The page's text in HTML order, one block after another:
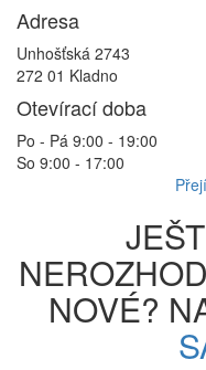
Adresa
Unhošťská 2743
272 01 Kladno
Otevírací doba
Po - Pá 9:00 - 19:00
So 9:00 - 17:00
NOVÉ?